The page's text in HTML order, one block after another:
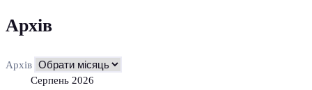
Архів
Архів
Серпень 2026